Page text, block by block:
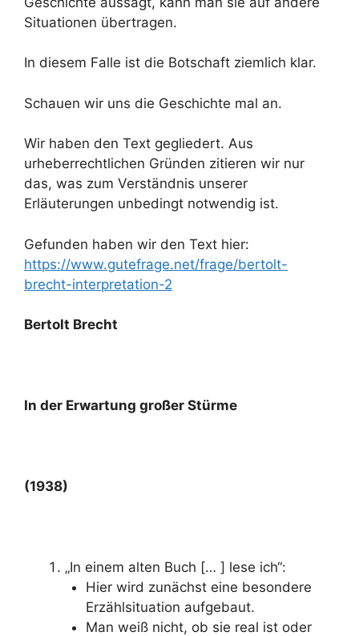
Situationen übertragen.
In diesem Falle ist die Botschaft ziemlich klar.
Schauen wir uns die Geschichte mal an.
Wir haben den Text gegliedert. Aus
urheberrechtlichen Gründen zitieren wir nur
das, was zum Verständnis unserer
Erläuterungen unbedingt notwendig ist.
Gefunden haben wir den Text hier:
https://www.gutefrage.net/frage/bertolt-
brecht-interpretation-2
Bertolt Brecht
In der Erwartung großer Stürme
(1938)
„In einem alten Buch [… ] lese ich“:
Hier wird zunächst eine besondere
Erzählsituation aufgebaut.
Man weiß nicht, ob sie real ist oder